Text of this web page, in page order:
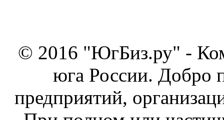
© 2016 "ЮгБиз.ру" -
юга России. Добро
предприятий,